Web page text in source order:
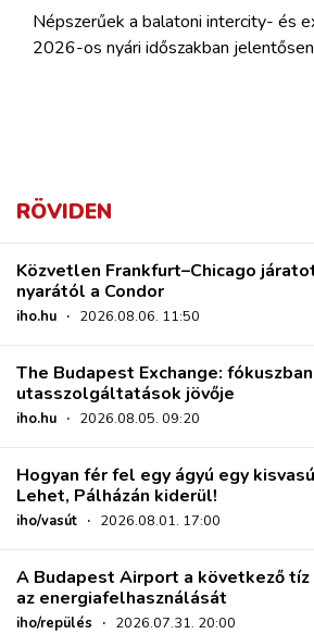
Népszerűek a balatoni intercity- és
2026-os nyári időszakban
RÖVIDEN
Közvetlen Frankfurt–Chicago
nyarától a Condor
iho.hu · 2026.08.06. 11:50
The Budapest Exchange:
utasszolgáltatások jövője
iho.hu · 2026.08.05. 09:20
Hogyan fér fel egy ágyú egy
Lehet, Pálházán kiderül!
iho/vasút · 2026.08.01. 17:00
A Budapest Airport a következő
az energiafelhasználását
iho/repülés · 2026.07.31. 20:00